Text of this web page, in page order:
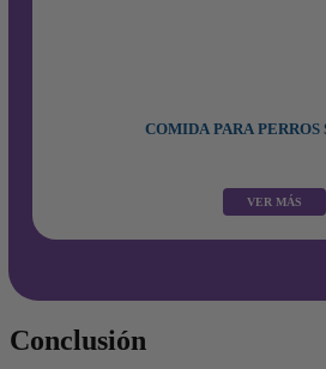
COMIDA PARA PERROS
Conclusión